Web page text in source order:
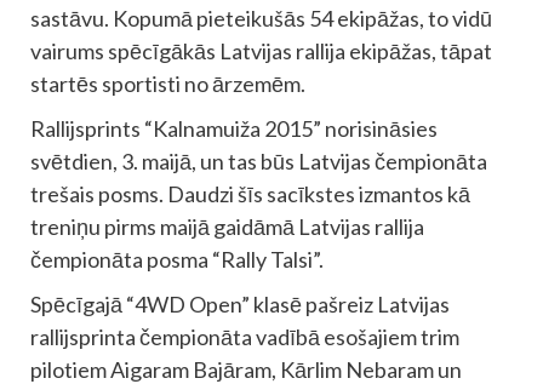
sastāvu. Kopumā pieteikušās 54 ekipāžas, to vidū
vairums spēcīgākās Latvijas rallija ekipāžas, tāpat
startēs sportisti no ārzemēm.
Rallijsprints “Kalnamuiža 2015” norisināsies
svētdien, 3. maijā, un tas būs Latvijas čempionāta
trešais posms. Daudzi šīs sacīkstes izmantos kā
treniņu pirms maijā gaidāmā Latvijas rallija
čempionāta posma “Rally Talsi”.
Spēcīgajā “4WD Open” klasē pašreiz Latvijas
rallijsprinta čempionāta vadībā esošajiem trim
pilotiem Aigaram Bajāram, Kārlim Nebaram un